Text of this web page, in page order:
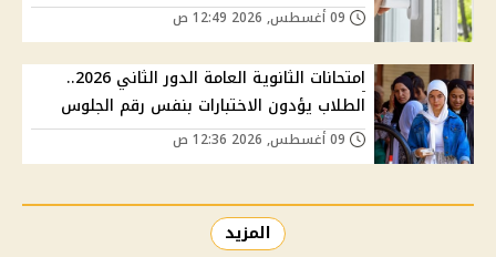
امتحانات الثانوية العامة الدور الثاني 2026..
الطلاب يؤدون الاختبارات بنفس رقم الجلوس
المزيد